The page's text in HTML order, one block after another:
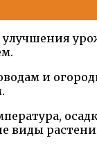
и
виды